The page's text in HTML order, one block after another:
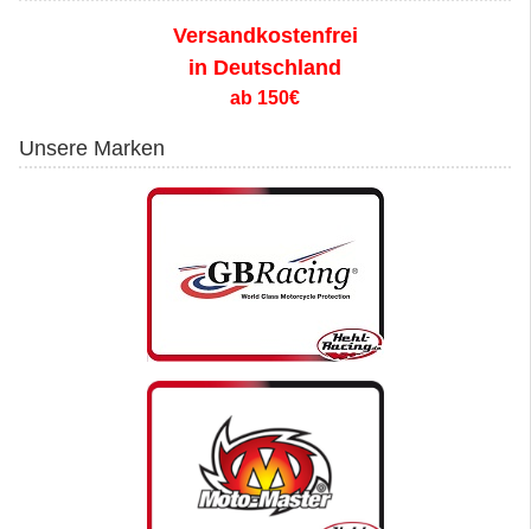
Versandkostenfrei
in Deutschland
ab 150€
Unsere Marken